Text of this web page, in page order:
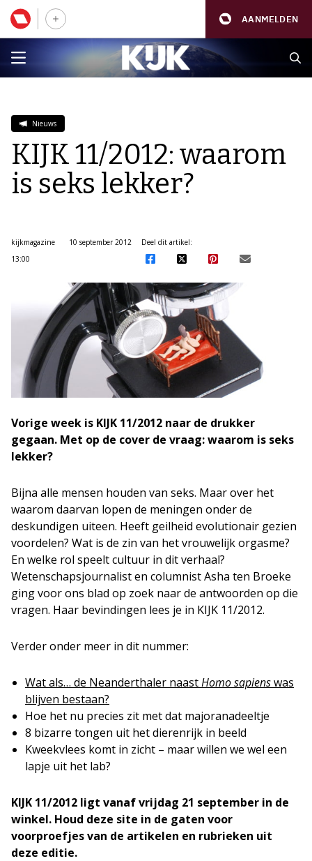
AANMELDEN
Nieuws
KIJK 11/2012: waarom
is seks lekker?
kijkmagazine
10 september 2012
13:00
Deel dit artikel:
Vorige week is KIJK 11/2012 naar de drukker
gegaan. Met op de cover de vraag: waarom is seks
lekker?
Bijna alle mensen houden van seks. Maar over het
waarom daarvan lopen de meningen onder de
deskundigen uiteen. Heeft geilheid evolutionair gezien
voordelen? Wat is de zin van het vrouwelijk orgasme?
En welke rol speelt cultuur in dit verhaal?
Wetenschapsjournalist en columnist Asha ten Broeke
ging voor ons blad op zoek naar de antwoorden op die
vragen. Haar bevindingen lees je in KIJK 11/2012.
Verder onder meer in dit nummer:
Wat als… de Neanderthaler naastHomo sapienswas
blijven bestaan?
Hoe het nu precies zit met dat majoranadeeltje
8 bizarre tongen uit het dierenrijk in beeld
Kweekvlees komt in zicht – maar willen we wel een
lapje uit het lab?
KIJK 11/2012 ligt vanaf vrijdag 21 september in de
winkel. Houd deze site in de gaten voor
voorproefjes van de artikelen en rubrieken uit
deze editie.